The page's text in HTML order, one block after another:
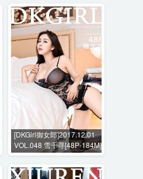
[DKGirl御女郎]2017.12.01
VOL.048 雪千寻[48P-184M]